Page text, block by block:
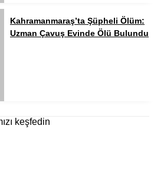
Kahramanmaraş’ta Şüpheli Ölüm:
Uzman Çavuş Evinde Ölü Bulundu
keşfedin